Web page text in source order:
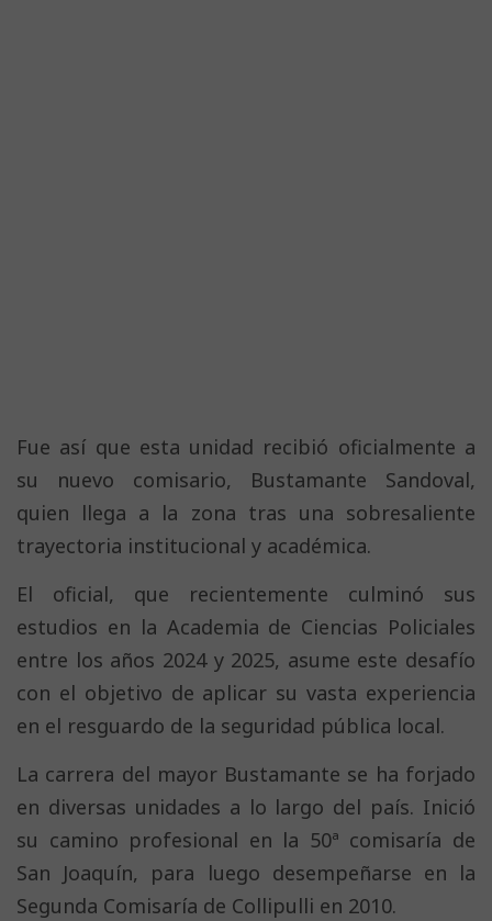
Fue así que esta unidad recibió oficialmente a
su nuevo comisario, Bustamante Sandoval,
quien llega a la zona tras una sobresaliente
trayectoria institucional y académica.
El oficial, que recientemente culminó sus
estudios en la Academia de Ciencias Policiales
entre los años 2024 y 2025, asume este desafío
con el objetivo de aplicar su vasta experiencia
en el resguardo de la seguridad pública local.
La carrera del mayor Bustamante se ha forjado
en diversas unidades a lo largo del país. Inició
su camino profesional en la 50ª comisaría de
San Joaquín, para luego desempeñarse en la
Segunda Comisaría de Collipulli en 2010.